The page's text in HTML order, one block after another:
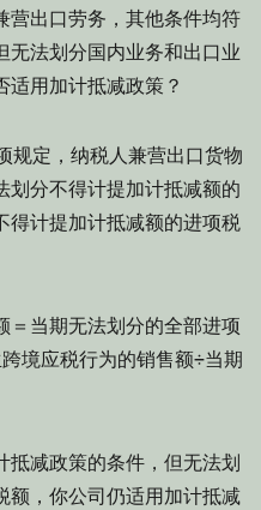
营出口劳务，其他条件均符
无法划分国内业务和出口业
适用加计抵减政策？
规定，纳税人兼营出口货物
划分不得计提加计抵减额的
得计提加计抵减额的进项税
＝当期无法划分的全部进项
境应税行为的销售额÷当期
抵减政策的条件，但无法划
额，你公司仍适用加计抵减